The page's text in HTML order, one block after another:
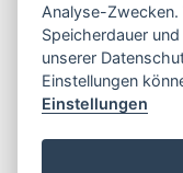
Analyse-Zwecken.
Speicherdauer
unserer
Einstellungen
Einstellungen